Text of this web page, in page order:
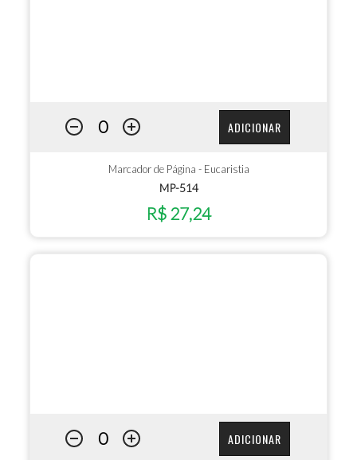
ADICIONAR
Marcador de Página - Eucaristia
MP-514
R$ 27,24
ADICIONAR